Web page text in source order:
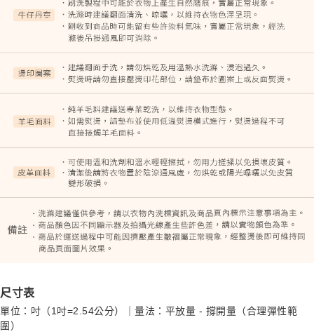
尺寸表
單位：吋（1吋=2.54公分）｜量法：平放量 - 撐開量（合理彈性範
圍）